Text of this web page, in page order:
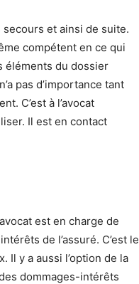
secours et ainsi de suite.
compétent en ce qui
éléments du dossier
pas d’importance tant
C’est à l’avocat
Il est en contact
est en charge de
de l’assuré. C’est le
Il y a aussi l’option de la
dommages-intérêts